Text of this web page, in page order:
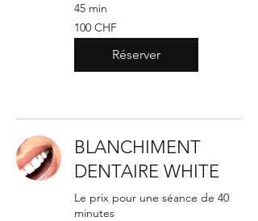
45 min
100
francs
suisses
100 CHF
Réserver
BLANCHIMENT
DENTAIRE WHITE
Le prix pour une séance de 40
minutes